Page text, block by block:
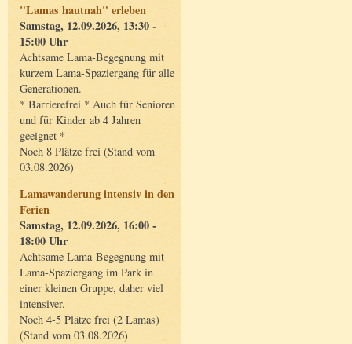
"Lamas hautnah" erleben
Samstag, 12.09.2026, 13:30 -
15:00 Uhr
Achtsame Lama-Begegnung mit
kurzem Lama-Spaziergang für alle
Generationen.
* Barrierefrei * Auch für Senioren
und für Kinder ab 4 Jahren
geeignet *
Noch 8 Plätze frei (Stand vom
03.08.2026)
Lamawanderung intensiv in den
Ferien
Samstag, 12.09.2026, 16:00 -
18:00 Uhr
Achtsame Lama-Begegnung mit
Lama-Spaziergang im Park in
einer kleinen Gruppe, daher viel
intensiver.
Noch 4-5 Plätze frei (2 Lamas)
(Stand vom 03.08.2026)